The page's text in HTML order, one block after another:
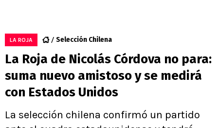
LA ROJA Selección Chilena
La Roja de Nicolás Córdova no para:
suma nuevo amistoso y se medirá
con Estados Unidos
La selección chilena confirmó un partido